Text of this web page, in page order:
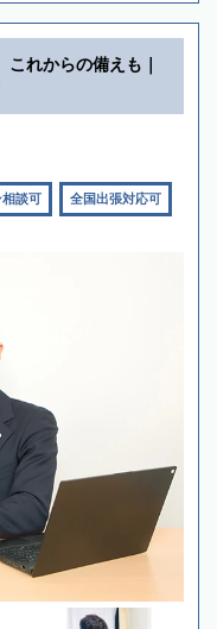
これからの備えも｜
相談可 全国出張対応可